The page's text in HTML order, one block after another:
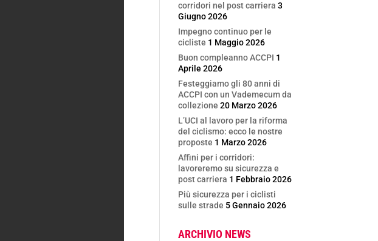
corridori nel post carriera 3
Giugno 2026
Impegno continuo per le
cicliste 1 Maggio 2026
Buon compleanno ACCPI 1
Aprile 2026
Festeggiamo gli 80 anni di
ACCPI con un Vademecum da
collezione 20 Marzo 2026
L’UCI al lavoro per la riforma
del ciclismo: ecco le nostre
proposte 1 Marzo 2026
Affini per i corridori:
lavoreremo su sicurezza e
post carriera 1 Febbraio 2026
Più sicurezza per i ciclisti
sulle strade 5 Gennaio 2026
ARCHIVIO NEWS